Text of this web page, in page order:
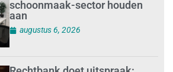
schoonmaak-sector houden
aan
augustus 6, 2026